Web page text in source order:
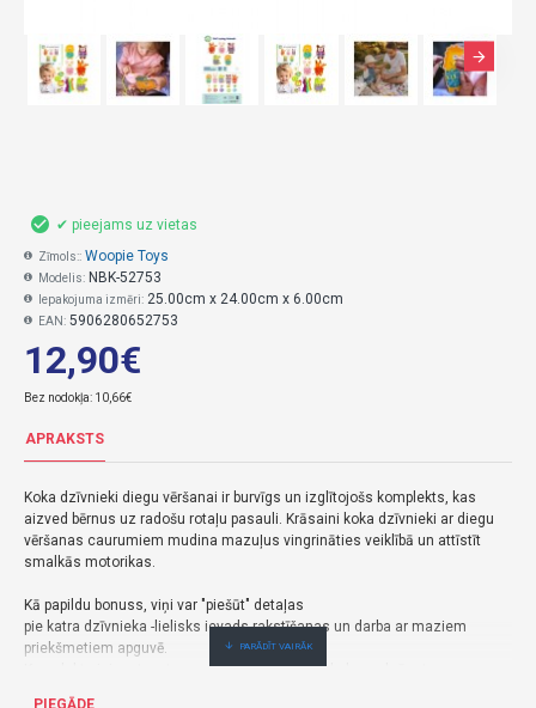
12,90€
Bez nodokļa: 10,66€
✔ pieejams uz vietas
Zīmols:: Woopie Toys
Modelis: NBK-52753
Iepakojuma izmēri: 25.00cm x 24.00cm x 6.00cm
EAN: 5906280652753
APRAKSTS
Koka dzīvnieki diegu vēršanai ir burvīgs un izglītojošs komplekts, kas
aizved bērnus uz radošu rotaļu pasauli. Krāsaini koka dzīvnieki ar diegu
vēršanas caurumiem mudina mazuļus vingrināties veiklībā un attīstīt
smalkās motorikas.
Kā papildu bonuss, viņi var "piešūt" detaļas
pie katra dzīvnieka -lielisks ievads rakstīšanas un darba ar maziem
priekšmetiem apguvē.
Komplekts ir izgatavots no augstas kvalitātes koka un krāsots ar